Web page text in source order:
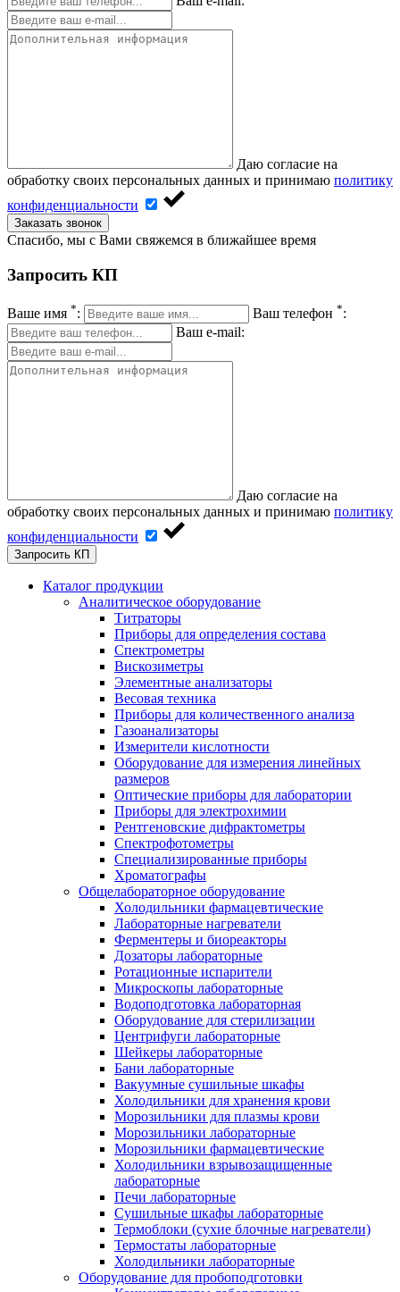
Даю согласие на
обработку своих персональных данных и принимаю политику
конфиденциальности
Заказать звонок
Спасибо, мы с Вами свяжемся в ближайшее время
Запросить КП
Ваше имя *: Ваш телефон *:
Ваш e-mail:
Даю согласие на
обработку своих персональных данных и принимаю политику
конфиденциальности
Запросить КП
Каталог продукции
Аналитическое оборудование
Титраторы
Приборы для определения состава
Спектрометры
Вискозиметры
Элементные анализаторы
Весовая техника
Приборы для количественного анализа
Газоанализаторы
Измерители кислотности
Оборудование для измерения линейных
размеров
Оптические приборы для лаборатории
Приборы для электрохимии
Рентгеновские дифрактометры
Спектрофотометры
Специализированные приборы
Хроматографы
Общелабораторное оборудование
Холодильники фармацевтические
Лабораторные нагреватели
Ферментеры и биореакторы
Дозаторы лабораторные
Ротационные испарители
Микроскопы лабораторные
Водоподготовка лабораторная
Оборудование для стерилизации
Центрифуги лабораторные
Шейкеры лабораторные
Бани лабораторные
Вакуумные сушильные шкафы
Холодильники для хранения крови
Морозильники для плазмы крови
Морозильники лабораторные
Морозильники фармацевтические
Холодильники взрывозащищенные
лабораторные
Печи лабораторные
Сушильные шкафы лабораторные
Термоблоки (сухие блочные нагреватели)
Термостаты лабораторные
Холодильники лабораторные
Оборудование для пробоподготовки